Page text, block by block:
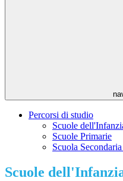
Percorsi di studio
Scuole
Scuole Primarie
Scuola
Scuole